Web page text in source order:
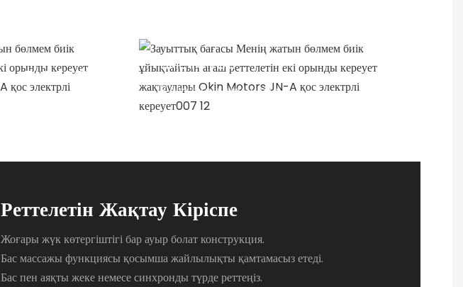
TIME TO PLAY
TIME TO PLAY
Қатынау уақыты
Реттелетін Жақтау Кіріспе
Жоғары жүк көтергіштігі бар ауыр болат конструкция.
Бас массажы функциясы қосымша жайлылықты қамтамасыз етеді.
Бас пен аяқты жеке немесе синхронды түрде реттеңіз.